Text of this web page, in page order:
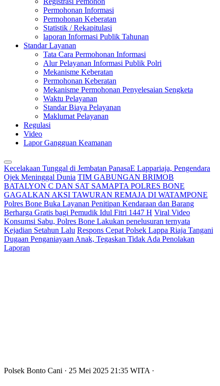
Permohonan Informasi
Permohonan Keberatan
Statistik / Rekapitulasi
laporan Informasi Publik Tahunan
Standar Layanan
Tata Cara Permohonan Informasi
Alur Pelayanan Informasi Publik Polri
Mekanisme Keberatan
Permohonan Keberatan
Mekanisme Permohonan Penyelesaian Sengketa
Waktu Pelayanan
Standar Biaya Pelayanan
Maklumat Pelayanan
Regulasi
Video
Lapor Gangguan Keamanan
Kecelakaan Tunggal di Jembatan PanasaE Lappariaja, Pengendara
Ojek Meninggal Dunia TIM GABUNGAN BRIMOB
BATALYON C DAN SAT SAMAPTA POLRES BONE
GAGALKAN AKSI TAWURAN REMAJA DI WATAMPONE
Polres Bone Buka Layanan Penitipan Kendaraan dan Barang
Berharga Gratis bagi Pemudik Idul Fitri 1447 H Viral Video
Konsumsi Sabu, Polres Bone Lakukan penelusuran ternyata
Kejadian Setahun Lalu Respons Cepat Polsek Lappa Riaja Tangani
Dugaan Penganiayaan Anak, Tegaskan Tidak Ada Penolakan
Laporan
Polsek Bonto Cani · 25 Mei 2025 21:35 WITA ·